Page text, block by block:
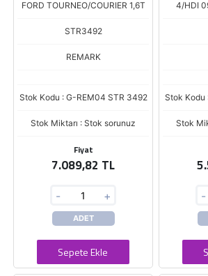
FORD TOURNEO/COURIER 1,6T
STR3492
REMARK
Stok Kodu : G-REM04 STR 3492
Stok Miktarı : Stok sorunuz
Fiyat
7.089,82 TL
- +
ADET
Sepete Ekle
Stok Kodu
Stok
-